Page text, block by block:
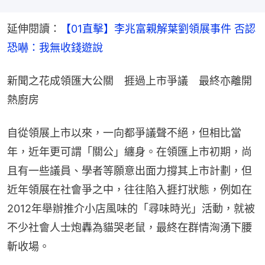
延伸閱讀：
【01直擊】李兆富親解葉劉領展事件 否認
恐嚇：我無收錢遊說
新聞之花成領匯大公關　捱過上市爭議　最終亦離開
熱廚房
自從領展上市以來，一向都爭議聲不絕，但相比當
年，近年更可謂「關公」纏身。在領匯上市初期，尚
且有一些議員、學者等願意出面力撐其上市計劃，但
近年領展在社會爭之中，往往陷入捱打狀態，例如在
2012年舉辦推介小店風味的「尋味時光」活動，就被
不少社會人士炮轟為貓哭老鼠，最終在群情洶湧下腰
斬收場。